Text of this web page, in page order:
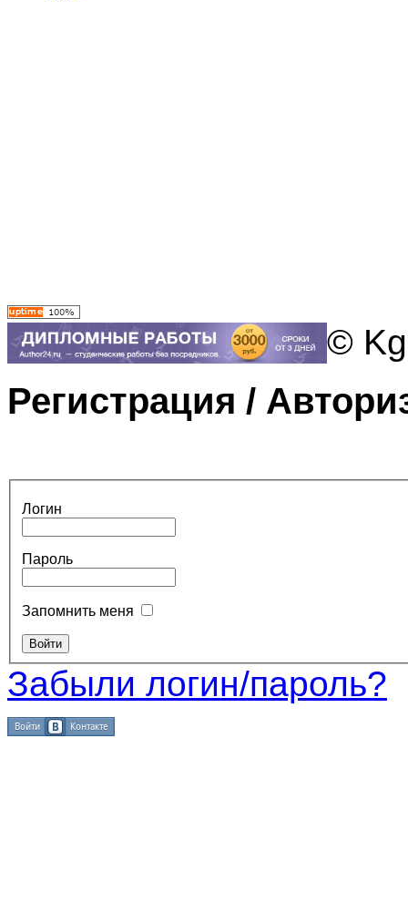
©
Регистрация /
Логин
Пароль
Запомнить меня
Забыли логин/пароль?